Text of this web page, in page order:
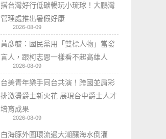
搭台灣好行低碳暢玩小琉球！大鵬灣
管理處推出暑假好康
2026-08-09
黃彥毓：國民黨用「雙標人物」當發
言人，跟柯志恩一樣看不起高雄人
2026-08-09
台美青年樂手同台共演！跨國並肩彩
排激盪爵士新火花 展現台中爵士人才
培育成果
2026-08-09
白海豚外圍環流遇大潮釀海水倒灌